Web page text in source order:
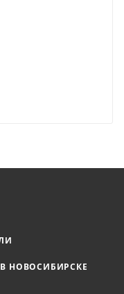
НОВОСИБИРСКЕ